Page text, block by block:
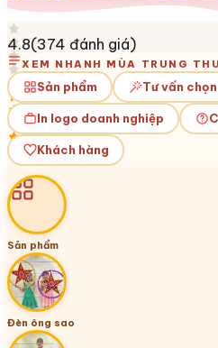
4.8(374 đánh giá)
XEM NHANH MÙA TRUNG THU
Sản phẩm Tư vấn
In logo doanh nghiệp
Khách hàng
Sản phẩm
Đèn ông sao